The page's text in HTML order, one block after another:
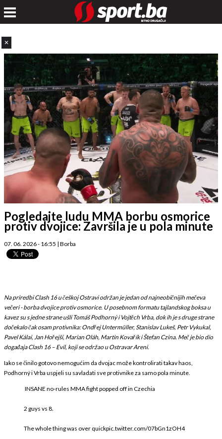
✕
Pogledajte ludu MMA borbu osmorice
protiv dvojice: Završila je u pola minute
07. 06. 2026 - 16:55 | Borba
Na priredbi Clash 16 u češkoj Ostravi održan je jedan od najneobičnijih mečeva
večeri - borba dvojice protiv osmorice. U posebnom formatu tajlandskog boksa u
kavez su s jedne strane ušli Tomáš Podhorný i Vojtěch Vrba, dok ih je s druge strane
dočekalo čak osam protivnika: Ondřej Untermüller, Stanislav Lukeš, Petr Vykukal,
Pavel Kálai, Jan Hořejší, Marian Oláh, Martin Kovařík i Štefan Czina. Meč je bio dio
događaja Clash 16 – Evil, koji se održao u Ostravar Areni.
Iako se činilo gotovo nemogućim da dvojac može kontrolirati takav haos,
Podhorný i Vrba uspjeli su savladati sve protivnike za samo pola minute.
INSANE no-rules MMA fight popped off in Czechia
2 guys vs 8.
The whole thing was over quickpic.twitter.com/07bGn1zOH4